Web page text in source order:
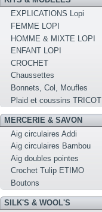
EXPLICATIONS Lopi
FEMME LOPI
HOMME & MIXTE LOPI
ENFANT LOPI
CROCHET
Chaussettes
Bonnets, Col, Moufles
Plaid et coussins TRICOT
MERCERIE & SAVON
Aig circulaires Addi
Aig circulaires Bambou
Aig doubles pointes
Crochet Tulip ETIMO
Boutons
SILK'S & WOOL'S